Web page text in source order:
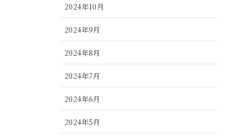
2024年10月
2024年9月
2024年8月
2024年7月
2024年6月
2024年5月